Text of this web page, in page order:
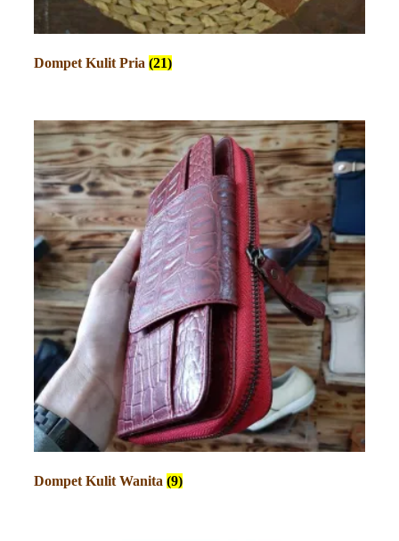
Dompet Kulit Pria (21)
Dompet Kulit Wanita (9)